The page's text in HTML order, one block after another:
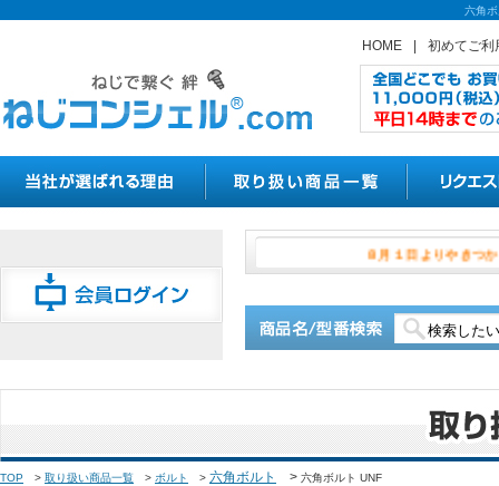
六角
HOME 初めてご利
８月１日
TOP > 取り扱い商品一覧 > ボルト > 六角ボルト > 六角ボルト UNF